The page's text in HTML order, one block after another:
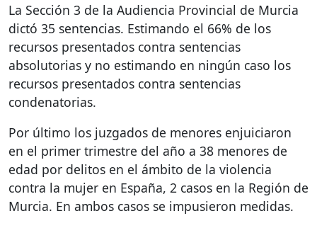
La Sección 3 de la Audiencia Provincial de Murcia
dictó 35 sentencias. Estimando el 66% de los
recursos presentados contra sentencias
absolutorias y no estimando en ningún caso los
recursos presentados contra sentencias
condenatorias.
Por último los juzgados de menores enjuiciaron
en el primer trimestre del año a 38 menores de
edad por delitos en el ámbito de la violencia
contra la mujer en España, 2 casos en la Región de
Murcia. En ambos casos se impusieron medidas.